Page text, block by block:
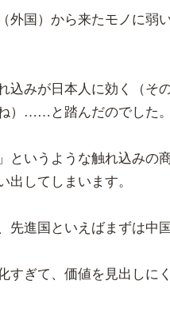
外国）から来たモノに弱
込みが日本人に効く（そ
）……と踏んだのでした。
いうような触れ込みの
してしまいます。
進国といえばまずは中国
すぎて、価値を見出しに